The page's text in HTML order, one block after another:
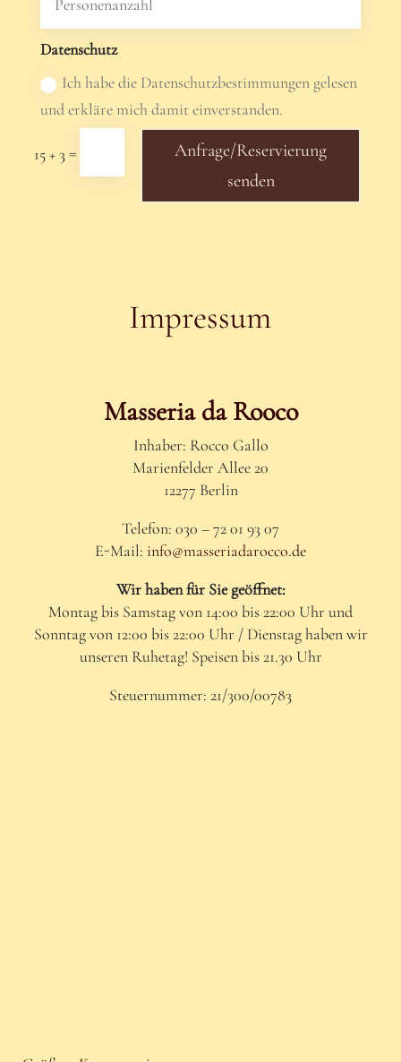
Datenschutz
Ich habe die Datenschutzbestimmungen gelesen
und erkläre mich damit einverstanden.
15 + 3=
Anfrage/Reservierung
senden
Impressum
Masseria da Rooco
Inhaber: Rocco Gallo
Marienfelder Allee 20
12277 Berlin
Telefon: 030 – 72 01 93 07
E-Mail: info@masseriadarocco.de
Wir haben für Sie geöffnet:
Montag bis Samstag von 14:00 bis 22:00 Uhr und
Sonntag von 12:00 bis 22:00 Uhr / Dienstag haben wir
unseren Ruhetag! Speisen bis 21.30 Uhr
Steuernummer: 21/300/00783